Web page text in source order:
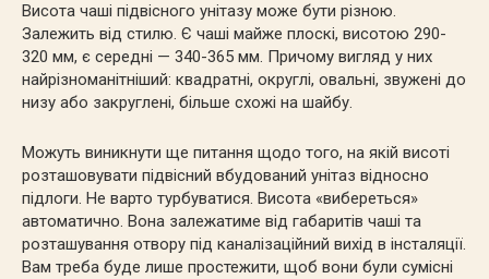
Висота чаші підвісного унітазу може бути різною.
Залежить від стилю. Є чаші майже плоскі, висотою 290-
320 мм, є середні — 340-365 мм. Причому вигляд у них
найрізноманітніший: квадратні, округлі, овальні, звужені до
низу або закруглені, більше схожі на шайбу.
Можуть виникнути ще питання щодо того, на якій висоті
розташовувати підвісний вбудований унітаз відносно
підлоги. Не варто турбуватися. Висота «вибереться»
автоматично. Вона залежатиме від габаритів чаші та
розташування отвору під каналізаційний вихід в інсталяції.
Вам треба буде лише простежити, щоб вони були сумісні